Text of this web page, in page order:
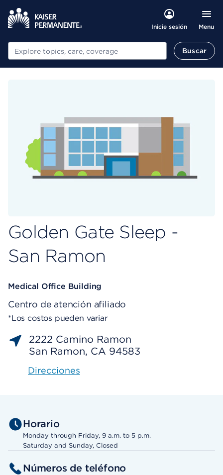
Inicie sesión Menu
Buscar Buscar
Golden Gate Sleep -
San Ramon
Medical Office Building
Centro de atención afiliado
*Los costos pueden variar
2222 Camino Ramon
San Ramon, CA 94583
Direcciones
Horario
Monday through Friday, 9 a.m. to 5 p.m.
Saturday and Sunday, Closed
Números de teléfono